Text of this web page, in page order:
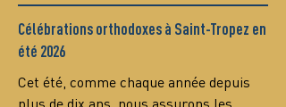
Célébrations orthodoxes à Saint-Tropez en
été 2026
Cet été, comme chaque année depuis
plus de dix ans, nous assurons les